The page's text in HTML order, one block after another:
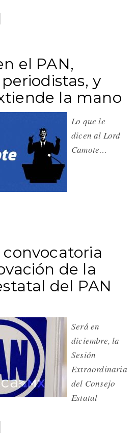
el PAN,
y
la mano
Lo que le
dicen al Lord
Camote…
de la
del PAN
Será en
diciembre, la
Sesión
Extraordinaria
del Consejo
Estatal